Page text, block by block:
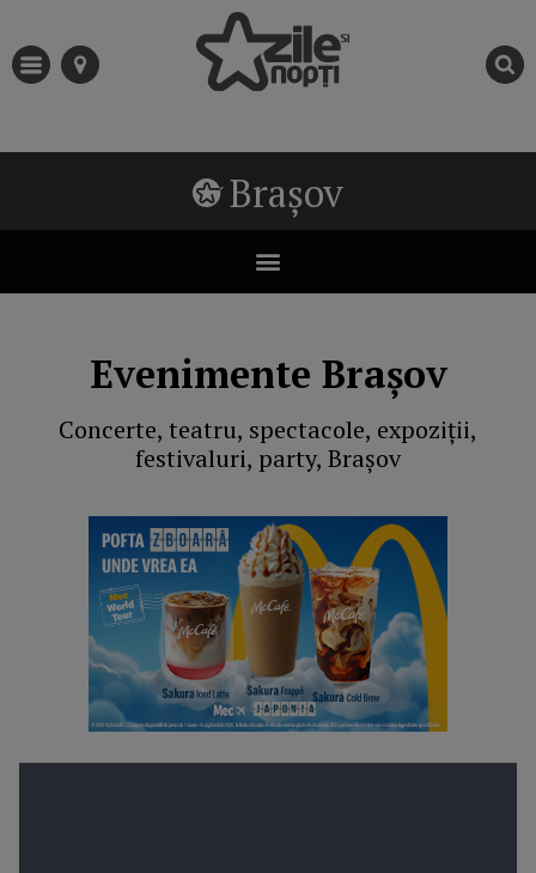
Brașov
Evenimente Brașov
Concerte, teatru, spectacole, expoziții,
festivaluri, party, Brașov